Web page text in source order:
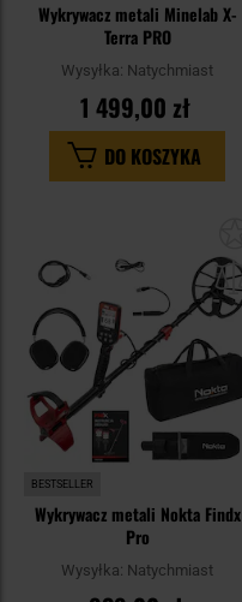
Wykrywacz metali Minelab X-
Terra PRO
Wysyłka: Natychmiast
1 499,00 zł
DO KOSZYKA
BESTSELLER
Wykrywacz metali Nokta Findx
Pro
Wysyłka: Natychmiast